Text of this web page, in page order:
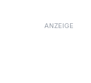
ANZEIGE